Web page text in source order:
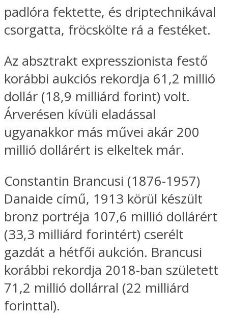
padlóra fektette, és driptechnikával
csorgatta, fröcskölte rá a festéket.
Az absztrakt expresszionista festő
korábbi aukciós rekordja 61,2 millió
dollár (18,9 milliárd forint) volt.
Árverésen kívüli eladással
ugyanakkor más művei akár 200
millió dollárért is elkeltek már.
Constantin Brancusi (1876-1957)
Danaide című, 1913 körül készült
bronz portréja 107,6 millió dollárért
(33,3 milliárd forintért) cserélt
gazdát a hétfői aukción. Brancusi
korábbi rekordja 2018-ban született
71,2 millió dollárral (22 milliárd
forinttal).